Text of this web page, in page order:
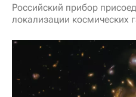
Российский прибор
локализации космических